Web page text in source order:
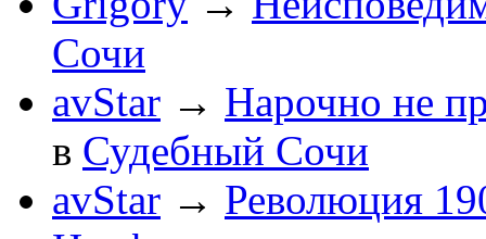
Сочи
avStar → Нарочно не
в Судебный Сочи
avStar → Революция